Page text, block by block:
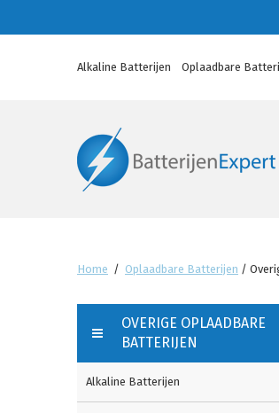
Alkaline Batterijen Oplaadbare
Home / Oplaadbare Batterijen /
OVERIGE OPLAADBARE
BATTERIJEN
Alkaline Batterijen